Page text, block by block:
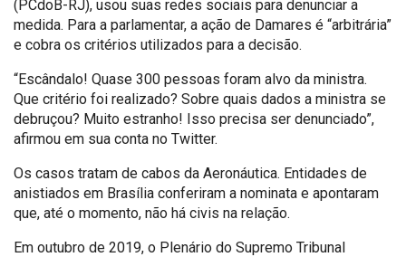
(PCdoB-RJ), usou suas redes sociais para denunciar a
medida. Para a parlamentar, a ação de Damares é “arbitrária”
e cobra os critérios utilizados para a decisão.
“Escândalo! Quase 300 pessoas foram alvo da ministra.
Que critério foi realizado? Sobre quais dados a ministra se
debruçou? Muito estranho! Isso precisa ser denunciado”,
afirmou em sua conta no Twitter.
Os casos tratam de cabos da Aeronáutica. Entidades de
anistiados em Brasília conferiram a nominata e apontaram
que, até o momento, não há civis na relação.
Em outubro de 2019, o Plenário do Supremo Tribunal